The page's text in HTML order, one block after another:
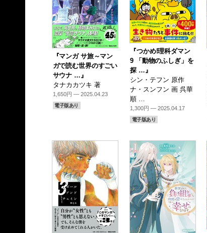
『マンガ サ旅～マン
ガで読む世界のすごい
サウナ …』
タナカカツキ 著
1,650円 — 2025.04.23
電子版あり
『つかめ!理科ダマン
9 「動物のふしぎ」を
探 …』
シン・テフン 原作
ナ・スンフン 画 呉華
順 …
1,300円 — 2025.04.17
電子版あり